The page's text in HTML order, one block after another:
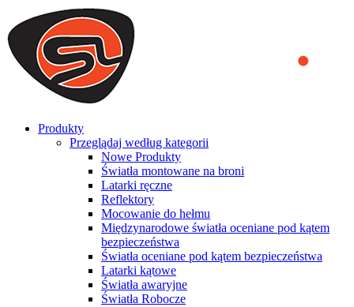
We use cookies to ensure that we provide you the best experience
on our website. By continuing to browse this website, you accept
that cookies are used to help us analyze how the website is used and
to offer you a better experience. To learn more or to find out how
you can disable cookies, you can access our
Produkty
Przeglądaj według kategorii
Nowe Produkty
Światła montowane na broni
Latarki ręczne
Reflektory
Mocowanie do hełmu
Międzynarodowe światła oceniane pod kątem
bezpieczeństwa
Światła oceniane pod kątem bezpieczeństwa
Latarki kątowe
Światła awaryjne
Światła Robocze